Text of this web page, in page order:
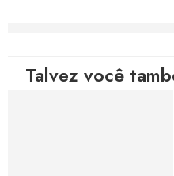
Talvez você